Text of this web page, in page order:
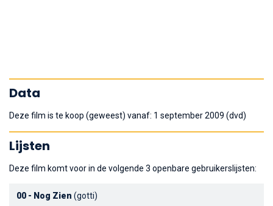
Data
Deze film is te koop (geweest) vanaf: 1 september 2009 (dvd)
Lijsten
Deze film komt voor in de volgende 3 openbare gebruikerslijsten:
00 - Nog Zien (gotti)